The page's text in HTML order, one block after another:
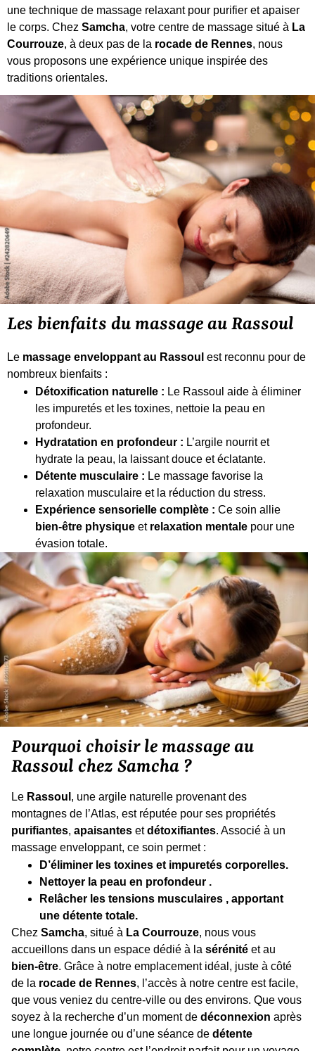
une technique de massage relaxant pour purifier et apaiser
le corps. Chez Samcha, votre centre de massage situé à La
Courrouze, à deux pas de la rocade de Rennes, nous
vous proposons une expérience unique inspirée des
traditions orientales.
Les bienfaits du massage au Rassoul
Le massage enveloppant au Rassoul est reconnu pour de
nombreux bienfaits :
Détoxification naturelle : Le Rassoul aide à éliminer
les impuretés et les toxines, nettoie la peau en
profondeur.
Hydratation en profondeur : L’argile nourrit et
hydrate la peau, la laissant douce et éclatante.
Détente musculaire : Le massage favorise la
relaxation musculaire et la réduction du stress.
Expérience sensorielle complète : Ce soin allie
bien-être physique et relaxation mentale pour une
évasion totale.
Pourquoi choisir le massage au
Rassoul chez Samcha ?
Le Rassoul , une argile naturelle provenant des
montagnes de l’Atlas, est réputée pour ses propriétés
purifiantes, apaisantes etdétoxifiantes. Associé à un
massage enveloppant, ce soin permet :
D’éliminer les toxines et impuretés corporelles.
Nettoyer la peau en profondeur .
Relâcher les tensions musculaires , apportant
une détente totale.
Chez Samcha, situé à La Courrouze, nous vous
accueillons dans un espace dédié à la sérénité et au
bien-être. Grâce à notre emplacement idéal, juste à côté
de la rocade de Rennes, l’accès à notre centre est facile,
que vous veniez du centre-ville ou des environs. Que vous
soyez à la recherche d’un moment de déconnexion après
une longue journée ou d’une séance de détente